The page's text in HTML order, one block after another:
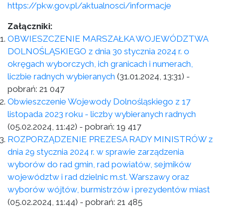
https://pkw.gov.pl/aktualnosci/informacje
Załączniki:
OBWIESZCZENIE MARSZAŁKA WOJEWÓDZTWA
DOLNOŚLĄSKIEGO z dnia 30 stycznia 2024 r. o
okręgach wyborczych, ich granicach i numerach,
liczbie radnych wybieranych (31.01.2024, 13:31) -
pobrań: 21 047
Obwieszczenie Wojewody Dolnośląskiego z 17
listopada 2023 roku - liczby wybieranych radnych
(05.02.2024, 11:42) - pobrań: 19 417
ROZPORZĄDZENIE PREZESA RADY MINISTRÓW z
dnia 29 stycznia 2024 r. w sprawie zarządzenia
wyborów do rad gmin, rad powiatów, sejmików
województw i rad dzielnic m.st. Warszawy oraz
wyborów wójtów, burmistrzów i prezydentów miast
(05.02.2024, 11:44) - pobrań: 21 485